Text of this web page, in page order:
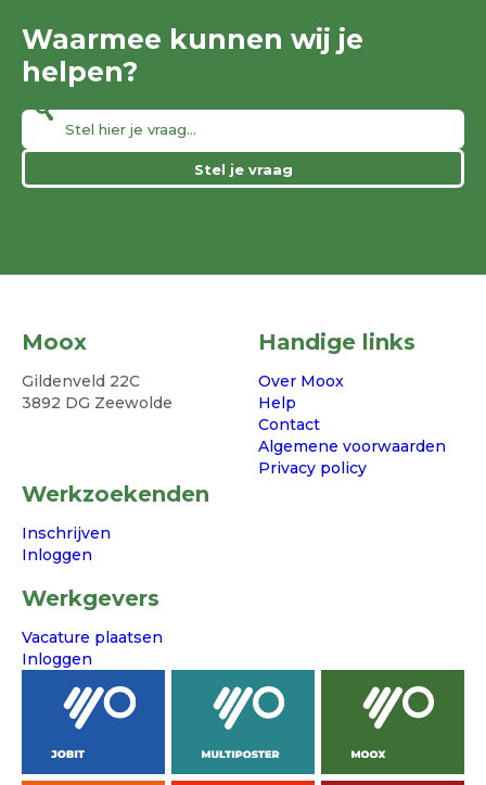
Waarmee kunnen wij je
helpen?
Stel je vraag
Moox
Gildenveld 22C
3892 DG Zeewolde
Handige links
Over Moox
Help
Contact
Algemene voorwaarden
Privacy policy
Werkzoekenden
Inschrijven
Inloggen
Werkgevers
Vacature plaatsen
Inloggen